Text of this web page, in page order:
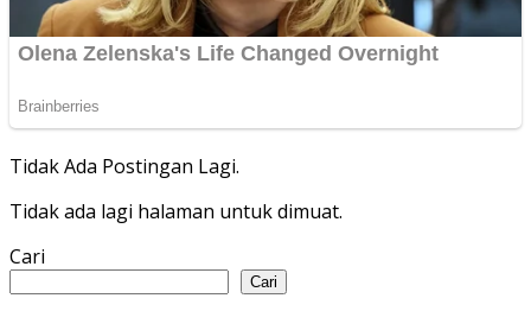
Tidak Ada Postingan Lagi.
Tidak ada lagi halaman untuk dimuat.
Cari
Cari